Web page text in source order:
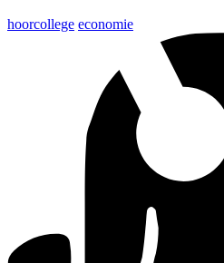
hoorcollege economie